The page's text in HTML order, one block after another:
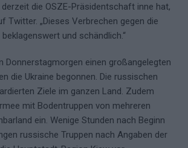
derzeit die OSZE-Präsidentschaft inne hat,
Twitter. „Dieses Verbrechen gegen die
und schändlich.“
Donnerstagmorgen einen großangelegten
die Ukraine begonnen. Die russischen
Ziele im ganzen Land. Zudem
mit Bodentruppen von mehreren
ein. Wenige Stunden nach Beginn
russische Truppen nach Angaben der